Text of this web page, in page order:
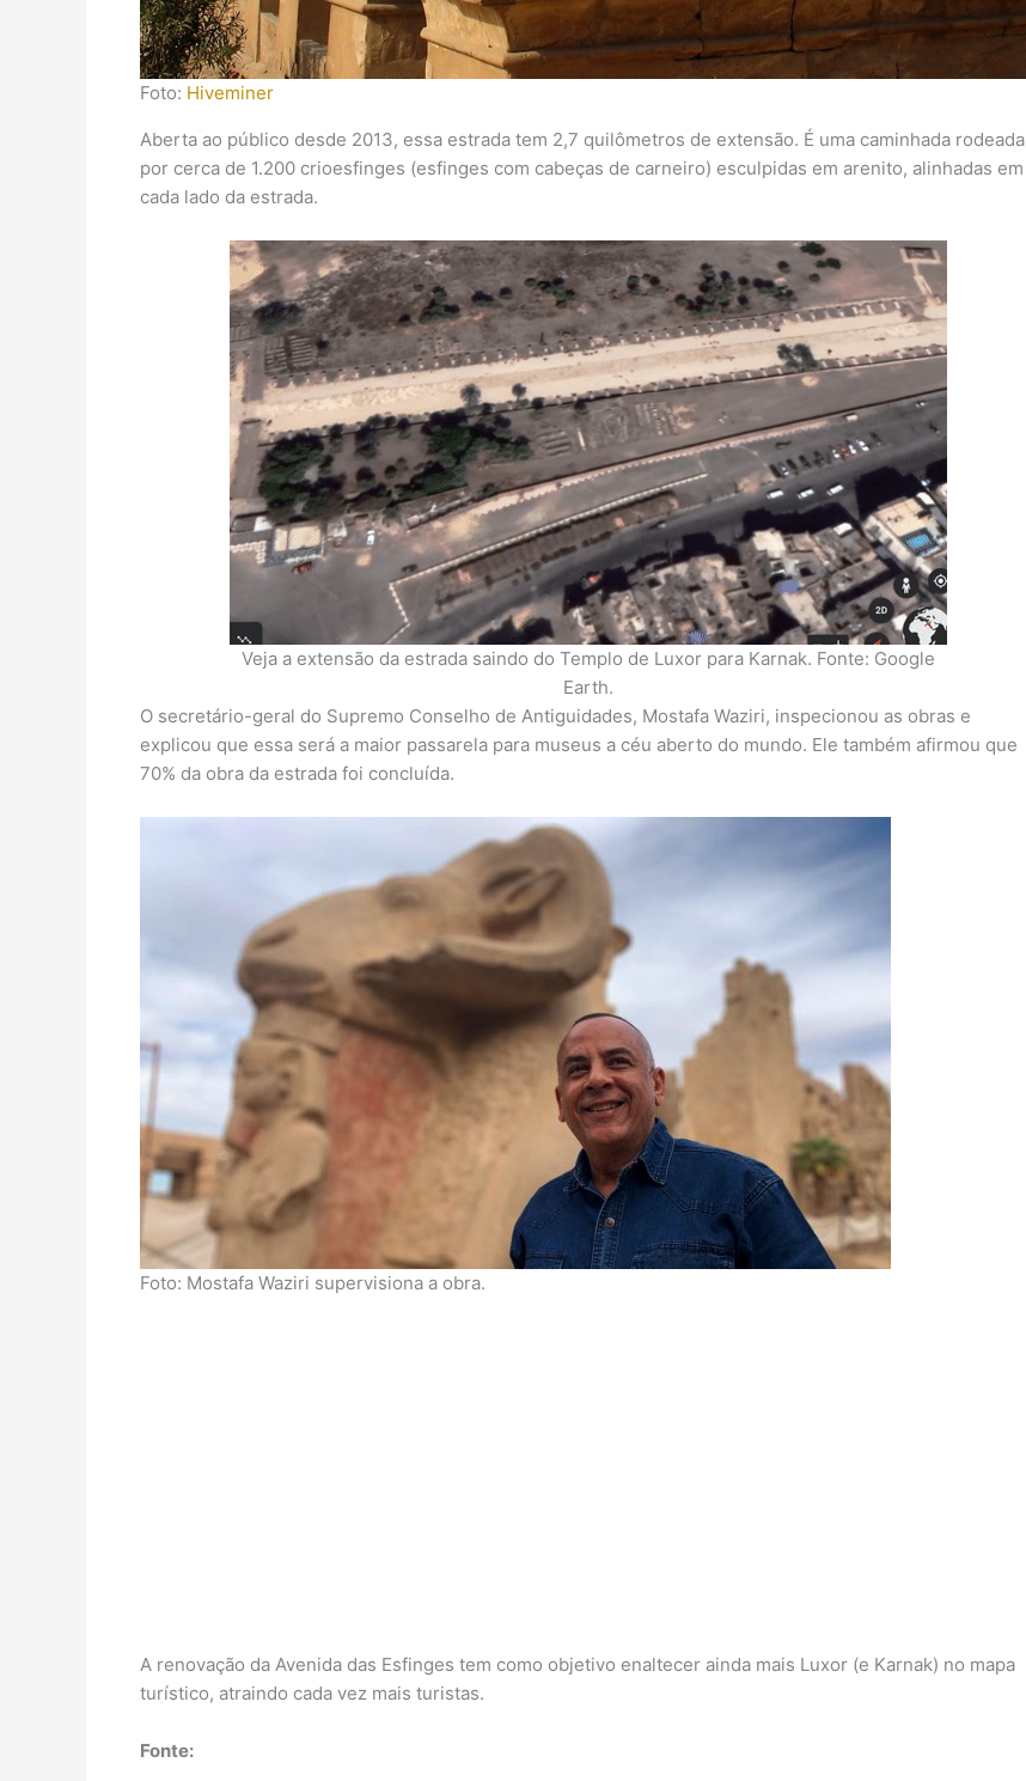
Foto: Hiveminer
Aberta ao público desde 2013, essa estrada tem 2,7 quilômetros de extensão. É uma caminhada rodeada
por cerca de 1.200 crioesfinges (esfinges com cabeças de carneiro) esculpidas em arenito, alinhadas em
cada lado da estrada.
Veja a extensão da estrada saindo do Templo de Luxor para Karnak. Fonte: Google
Earth.
O secretário-geral do Supremo Conselho de Antiguidades, Mostafa Waziri, inspecionou as obras e
explicou que essa será a maior passarela para museus a céu aberto do mundo. Ele também afirmou que
70% da obra da estrada foi concluída.
Foto: Mostafa Waziri supervisiona a obra.
A renovação da Avenida das Esfinges tem como objetivo enaltecer ainda mais Luxor (e Karnak) no mapa
turístico, atraindo cada vez mais turistas.
Fonte: